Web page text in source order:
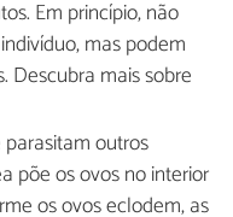
Em princípio, não
mas podem
Descubra mais sobre
outros
põe os ovos no interior
os ovos eclodem, as